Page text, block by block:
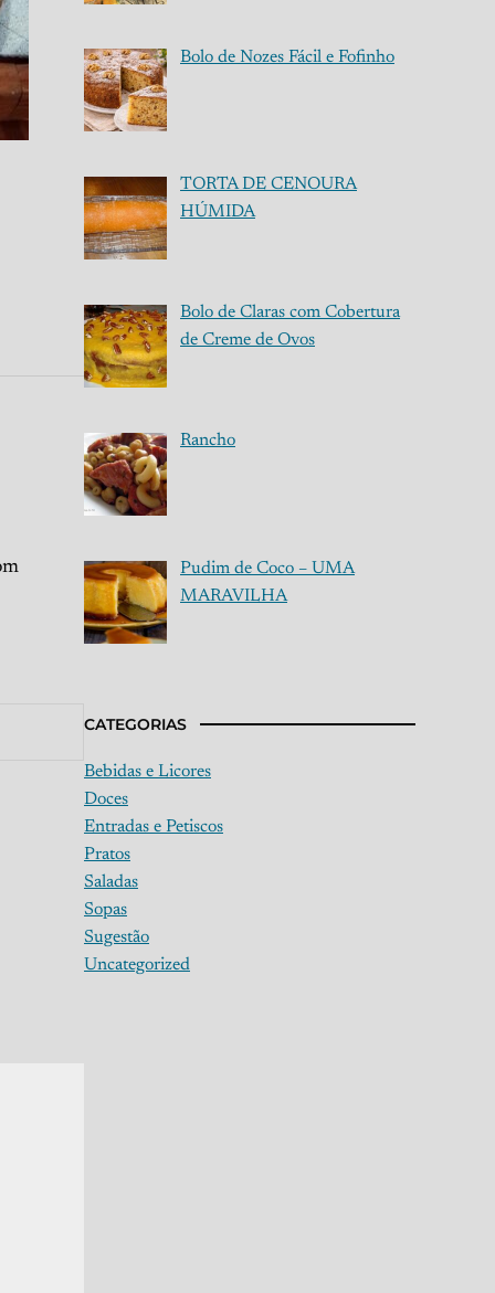
Bolo de Nozes Fácil e Fofinho
TORTA DE CENOURA
HÚMIDA
Bolo de Claras com Cobertura
de Creme de Ovos
Rancho
Pudim de Coco – UMA
MARAVILHA
CATEGORIAS
Bebidas e Licores
Doces
Entradas e Petiscos
Pratos
Saladas
Sopas
Sugestão
Uncategorized